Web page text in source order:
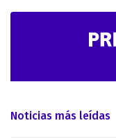
Noticias más leídas